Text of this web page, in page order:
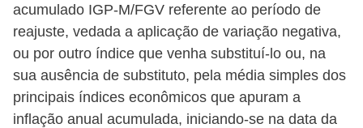
acumulado IGP-M/FGV referente ao período de
reajuste, vedada a aplicação de variação negativa,
ou por outro índice que venha substituí-lo ou, na
sua ausência de substituto, pela média simples dos
principais índices econômicos que apuram a
inflação anual acumulada, iniciando-se na data da